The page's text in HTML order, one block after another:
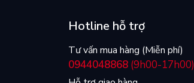
Hotline hỗ trợ
Tư vấn mua hàng (Miễn phí)
0944048868 (9h00-17h00)